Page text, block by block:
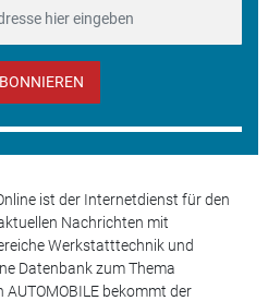
ist der Internetdienst für den
Nachrichten mit
Werkstatttechnik und
Datenbank zum Thema
AUTOMOBILE bekommt der